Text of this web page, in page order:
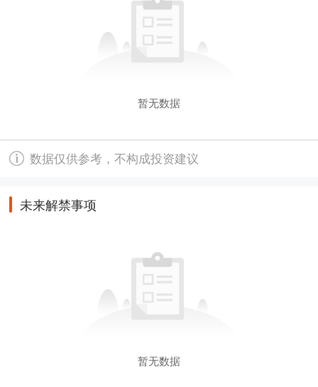
暂无数据
数据仅供参考，不构成投资建议
未来解禁事项
暂无数据